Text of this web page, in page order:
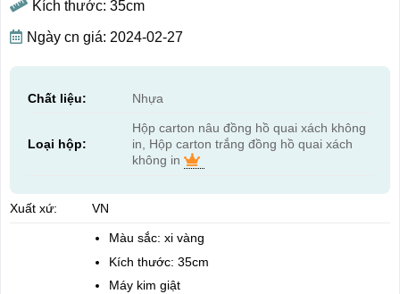
Kích thước: 35cm
Ngày cn giá: 2024-02-27
Chất liệu: Nhựa
Loại hộp:
Hộp carton nâu đồng hồ quai xách không
in, Hộp carton trắng đồng hồ quai xách
không in
Xuất xứ: VN
Màu sắc: xi vàng
Kích thước: 35cm
Máy kim giật